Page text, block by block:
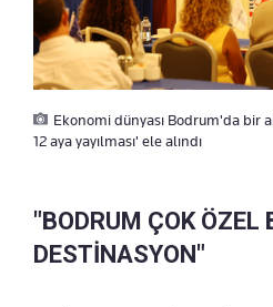
Ekonomi dünyası Bodrum'da bir
12 aya yayılması' ele alındı
"BODRUM ÇOK ÖZEL
DESTİNASYON"